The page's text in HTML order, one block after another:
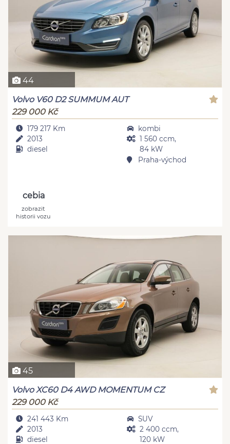
44
Volvo V60 D2 SUMMUM AUT
229 000 Kč
179 217 Km
2013
diesel
kombi
1 560 ccm,
84 kW
Praha-východ
cebia
zobrazit
historii vozu
45
Volvo XC60 D4 AWD MOMENTUM CZ
229 000 Kč
241 443 Km
2013
diesel
SUV
2 400 ccm,
120 kW